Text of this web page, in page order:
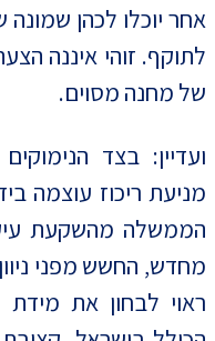
אחר יוכלו לכהן
לתוקף. זוהי איננה
של מחנה מסוים.
ועדיין: בצד
מניעת ריכוז עוצמה
הממשלה מהשקעת
מחדש, החשש מפני
ראוי לבחון את